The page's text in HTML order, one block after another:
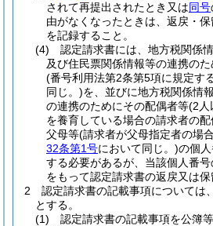
されて再提出されたとき又は同号
由がなくなったときは、返戻・
を記録すること。
(4)
認定請求書には、地方税関係
及び住民票関係情報等の連携の
(番号利用法第2条第5項に規定す
同じ。)を、並びに地方税関係情
の連携のためにその配偶者等(2人
を養育している場合の請求者の配
父母等(請求者が父母指定者の場
32条第1号において同じ。)の個
する必要があるが、当該個人番
をもって認定請求書の返戻又は保
2
認定請求書の記載事項については
とする。
(1)
認定請求書の記載事項を公簿等